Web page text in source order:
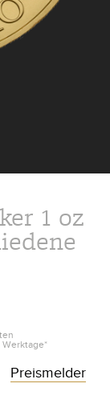
1 oz
Werktage*
Preismelder